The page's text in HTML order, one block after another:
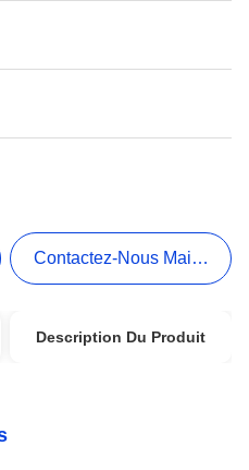
Contactez-Nous Maintenant
Description Du Produit